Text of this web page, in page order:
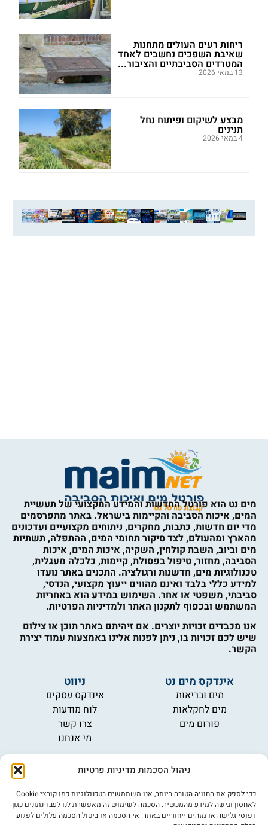
ניהול הסכמות מדיניות פרטיות
כדי לספק את החוויה הטובה ביותר, אנו משתמשים בטכנולוגיות כמו קובצי Cookie
לאחסון וגישה למידע מהמכשיר. הסכמה לשימוש זה מאפשרת לנו לעבד נתונים כגון
דפוסי גלישה או מזהים ייחודיים באתר. אי־הסכמה או ביטול הסכמה עלולים לפגוע
ריחות רעים העולים מתחנות
שאיבת השפכים נחשבים לאחד
המטרדים הסביבתיים והציבור...
13 במאי 2026
מבצע לשיקום ופיתוח נחל
תנינים
4 במאי 2026
מים נט הוא פורטל החדשות והמידע המקצועי של תעשיית
המים, איכות הסביבה והקיימות בישראל. באתר מתפרסמים
מדי יום חדשות, כתבות, מחקרים, ניתוחים מקצועיים ועדכונים
מהארץ ומהעולם, לצד סיקור תחומי המים, ההתפלה, תשתיות
מים וביוב, השבת קולחין, השקיה, איכות המים, איכות
הסביבה, מחזור, טיפול בפסולת, קיימות, כלכלה מעגלית,
טכנולוגיות מים, חדשנות ורגולציה. התכנים באתר נועדו
למידע כללי בלבד ואינם מהווים ייעוץ מקצועי, הנדסי,
סביבתי, משפטי או אחר. השימוש במידע הוא באחריות
המשתמש ובכפוף לתקנון האתר ולמדיניות הפרטיות.
אנו מכבדים זכויות יוצרים. אם זיהיתם באתר תוכן או צילום
שיש לכם זכויות בו, ניתן לפנות אלינו באמצעות עמוד יצירת
הקשר.
אינדקס מים נט
מים ובריאות
מים לחקלאות
פורום מים
ניווט
אינדקס עסקים
לוח מודעות
צרו קשר
מי אנחנו
מידע
תקנון
הרשמה לניוזלטר
פרסמו אצלנו
הצהרת נגישות